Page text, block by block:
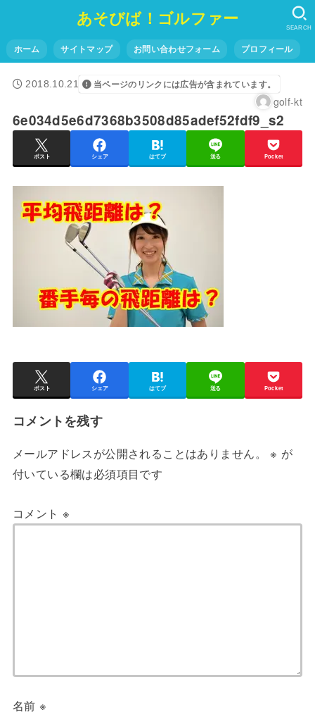
あそびば！ゴルファー
ホーム サイトマップ お問い合わせフォーム プロフィール
SEARCH
2018.10.21 当ページのリンクには広告が含まれています。
golf-kt
6e034d5e6d7368b3508d85adef52fdf9_s2
ポスト シェア はてブ 送る Pocket
ポスト シェア はてブ 送る Pocket
コメントを残す
メールアドレスが公開されることはありません。 ※ が
付いている欄は必須項目です
コメント ※
名前※